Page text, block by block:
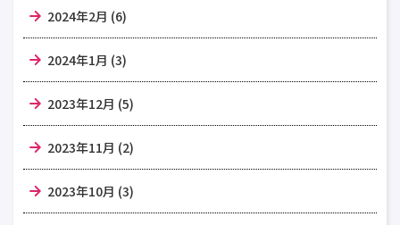
2024年2月 (6)
2024年1月 (3)
2023年12月 (5)
2023年11月 (2)
2023年10月 (3)